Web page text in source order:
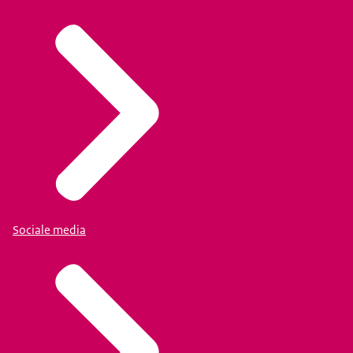
Sociale media